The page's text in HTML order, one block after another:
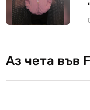
Аз чета във